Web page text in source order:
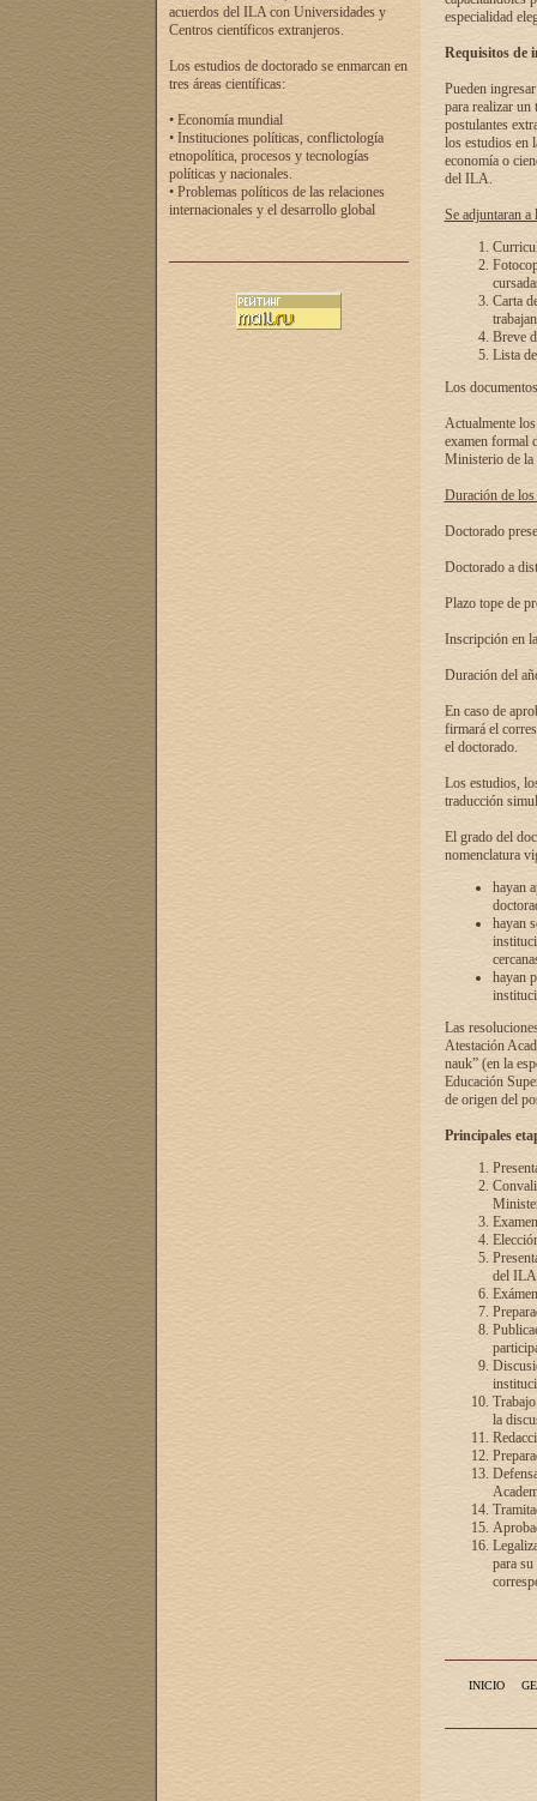
acuerdos del ILA con Universidades y
Centros científicos extranjeros.
Los estudios de doctorado se enmarcan en
tres áreas científicas:
• Economía mundial
• Instituciones políticas, conflictología
etnopolítica, procesos y tecnologías
políticas y nacionales.
• Problemas políticos de las relaciones
internacionales y el desarrollo global
especialidad
Requisitos de
Pueden
para realizar un
postulantes
los estudios en
economía o
del ILA.
Se adjuntaran a
Carta
Breve
Lista
Los
Actualmente
examen formal
Ministerio de la
Duración de
Doctorado
Doctorado a
Plazo tope de
Inscripción en
Duración del
En caso de
firmará el
el doctorado.
Los estudios,
traducción
El grado del
nomenclatura
hayan
hayan
hayan
Las
Atestación
nauk” (en la
Educación
de origen del
Principales
del
la
para
INICIO